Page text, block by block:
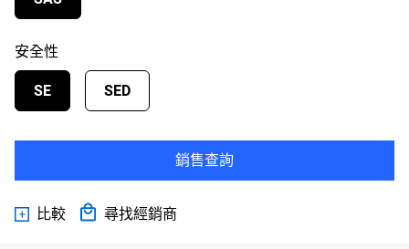
安全性
SE SED
銷售查詢
比較 尋找經銷商